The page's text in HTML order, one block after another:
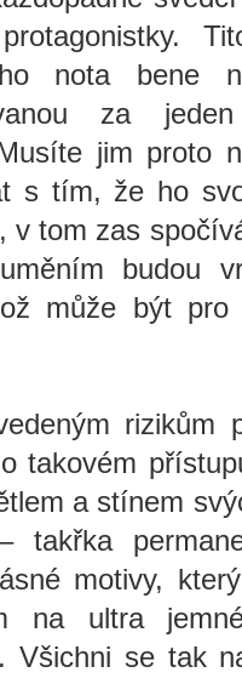
nota bene
za
jim proto
s tím, že ho
v tom zas
budou
může být pro
rizikům
takovém
a stínem
takřka
motivy,
na ultra
Všichni se tak